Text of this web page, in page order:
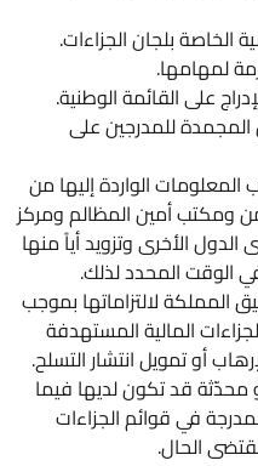
الخاصة بلجان الجزاءات.
لمهامها.
على القائمة الوطنية.
المجمدة للمدرجين على
المعلومات الواردة إليها من
ومكتب أمين المظالم ومركز
الأخرى وتزويد أياً منها
في الوقت المحدد لذلك.
المملكة لالتزاماتها بموجب
المالية المستهدفة
أو تمويل انتشار التسلح.
قد تكون لديها فيما
في قوائم الجزاءات
الحال.